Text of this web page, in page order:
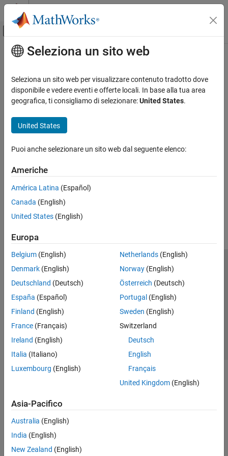
Vai al contenuto
Attiva/disattiva menu di navigazione
Pagina iniziale della documentazione
Contenuto principale
Seleziona un sito web
Seleziona un sito web per visualizzare contenuto tradotto dove
disponibile e vedere eventi e offerte locali. In base alla tua area
geografica, ti consigliamo di selezionare:United States.
United States
Puoi anche selezionare un sito web dal seguente elenco:
Americhe
América Latina (Español)
Canada (English)
United States (English)
Europa
Belgium (English)
Denmark (English)
Deutschland (Deutsch)
España (Español)
Finland (English)
France (Français)
Ireland (English)
Italia (Italiano)
Luxembourg (English)
Netherlands(English)
Norway(English)
Österreich (Deutsch)
Portugal (English)
Sweden (English)
Switzerland
Deutsch
English
Français
United Kingdom(English)
Asia-Pacifico
Australia (English)
India (English)
New Zealand (English)
Centro di fiducia
Informativa sulla privacy
Antipirateria
Stato dell'applicazione
Contatti
© 1994-2026 The MathWorks, Inc.